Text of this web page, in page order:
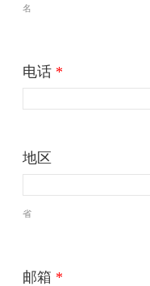
名
电话 *
地区
省
邮箱 *